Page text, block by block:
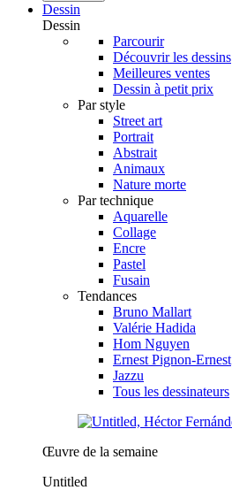
Dessin
Dessin
Parcourir
Découvrir les dessins
Meilleures ventes
Dessin à petit prix
Par style
Street art
Portrait
Abstrait
Animaux
Nature morte
Par technique
Aquarelle
Collage
Encre
Pastel
Fusain
Tendances
Bruno Mallart
Valérie Hadida
Hom Nguyen
Ernest Pignon-Ernest
Jazzu
Tous les dessinateurs
Œuvre de la semaine
Untitled